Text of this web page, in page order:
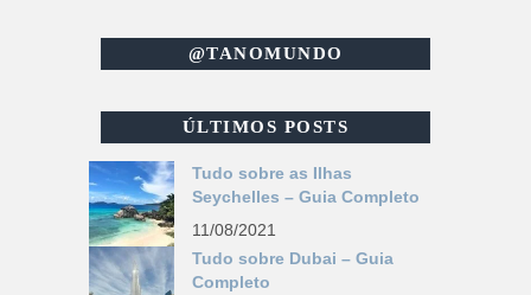
@TANOMUNDO
ÚLTIMOS POSTS
Tudo sobre as Ilhas
Seychelles – Guia Completo
11/08/2021
Tudo sobre Dubai – Guia
Completo